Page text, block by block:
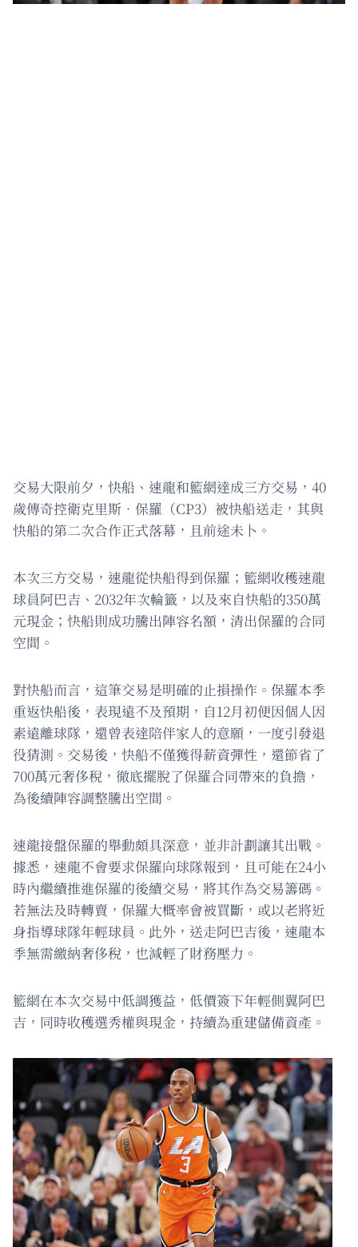
交易大限前夕，快船、速龍和籃網達成三方交易，40
歲傳奇控衛克里斯．保羅（CP3）被快船送走，其與
快船的第二次合作正式落幕，且前途未卜。
本次三方交易，速龍從快船得到保羅；籃網收穫速龍
球員阿巴吉、2032年次輪籤，以及來自快船的350萬
元現金；快船則成功騰出陣容名額，清出保羅的合同
空間。
對快船而言，這筆交易是明確的止損操作。保羅本季
重返快船後，表現遠不及預期，自12月初便因個人因
素遠離球隊，還曾表達陪伴家人的意願，一度引發退
役猜測。交易後，快船不僅獲得薪資彈性，還節省了
700萬元奢侈稅，徹底擺脫了保羅合同帶來的負擔，
為後續陣容調整騰出空間。
速龍接盤保羅的舉動頗具深意，並非計劃讓其出戰。
據悉，速龍不會要求保羅向球隊報到，且可能在24小
時內繼續推進保羅的後續交易，將其作為交易籌碼。
若無法及時轉賣，保羅大概率會被買斷，或以老將近
身指導球隊年輕球員。此外，送走阿巴吉後，速龍本
季無需繳納奢侈稅，也減輕了財務壓力。
籃網在本次交易中低調獲益，低價簽下年輕側翼阿巴
吉，同時收穫選秀權與現金，持續為重建儲備資產。